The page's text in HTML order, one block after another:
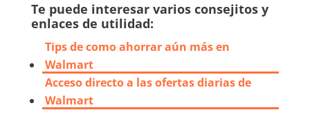
Te puede interesar varios consejitos y
enlaces de utilidad:
Tips de como ahorrar aún más en
Walmart
Acceso directo a las ofertas diarias de
Walmart